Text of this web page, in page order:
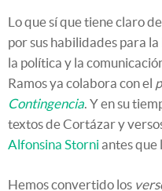
Lo que sí que tiene claro
por sus habilidades para
la política y la
Ramos ya colabora con el
Contingencia. Y en su
textos de Cortázar y
Alfonsina Storniantes que
Hemos convertido los